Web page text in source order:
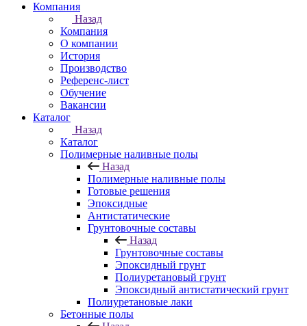
Компания
Назад
Компания
О компании
История
Производство
Референс-лист
Обучение
Вакансии
Каталог
Назад
Каталог
Полимерные наливные полы
Назад
Полимерные наливные полы
Готовые решения
Эпоксидные
Антистатические
Грунтовочные составы
Назад
Грунтовочные составы
Эпоксидный грунт
Полиуретановый грунт
Эпоксидный антистатический грунт
Полиуретановые лаки
Бетонные полы